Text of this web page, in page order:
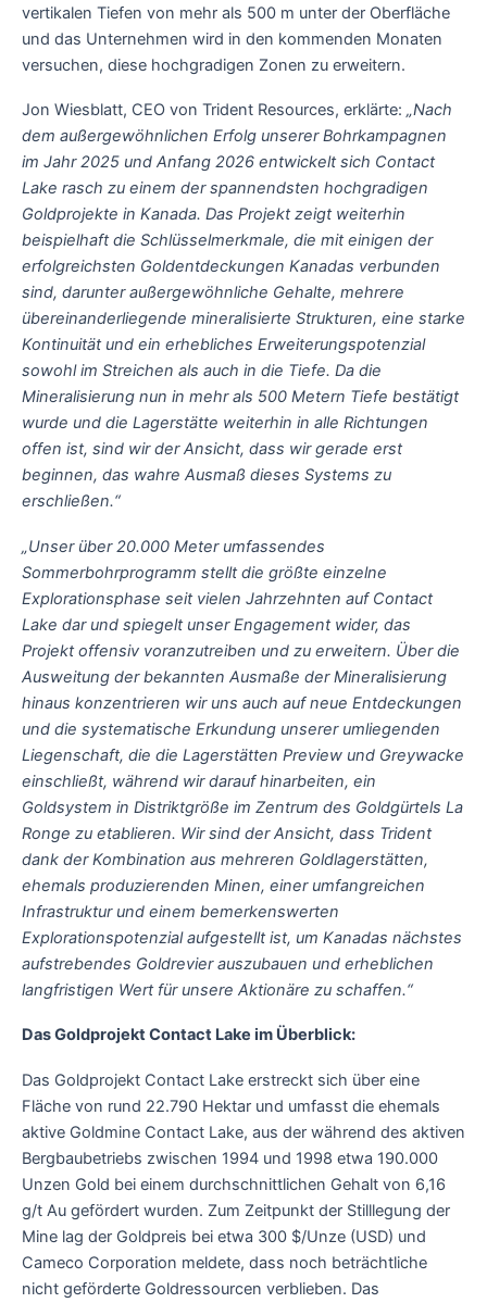
vertikalen Tiefen von mehr als 500 m unter der Oberfläche
und das Unternehmen wird in den kommenden Monaten
versuchen, diese hochgradigen Zonen zu erweitern.
Jon Wiesblatt, CEO von Trident Resources, erklärte: „Nach
dem außergewöhnlichen Erfolg unserer Bohrkampagnen
im Jahr 2025 und Anfang 2026 entwickelt sich Contact
Lake rasch zu einem der spannendsten hochgradigen
Goldprojekte in Kanada. Das Projekt zeigt weiterhin
beispielhaft die Schlüsselmerkmale, die mit einigen der
erfolgreichsten Goldentdeckungen Kanadas verbunden
sind, darunter außergewöhnliche Gehalte, mehrere
übereinanderliegende mineralisierte Strukturen, eine starke
Kontinuität und ein erhebliches Erweiterungspotenzial
sowohl im Streichen als auch in die Tiefe. Da die
Mineralisierung nun in mehr als 500 Metern Tiefe bestätigt
wurde und die Lagerstätte weiterhin in alle Richtungen
offen ist, sind wir der Ansicht, dass wir gerade erst
beginnen, das wahre Ausmaß dieses Systems zu
erschließen.“
„Unser über 20.000 Meter umfassendes
Sommerbohrprogramm stellt die größte einzelne
Explorationsphase seit vielen Jahrzehnten auf Contact
Lake dar und spiegelt unser Engagement wider, das
Projekt offensiv voranzutreiben und zu erweitern. Über die
Ausweitung der bekannten Ausmaße der Mineralisierung
hinaus konzentrieren wir uns auch auf neue Entdeckungen
und die systematische Erkundung unserer umliegenden
Liegenschaft, die die Lagerstätten Preview und Greywacke
einschließt, während wir darauf hinarbeiten, ein
Goldsystem in Distriktgröße im Zentrum des Goldgürtels La
Ronge zu etablieren. Wir sind der Ansicht, dass Trident
dank der Kombination aus mehreren Goldlagerstätten,
ehemals produzierenden Minen, einer umfangreichen
Infrastruktur und einem bemerkenswerten
Explorationspotenzial aufgestellt ist, um Kanadas nächstes
aufstrebendes Goldrevier auszubauen und erheblichen
langfristigen Wert für unsere Aktionäre zu schaffen.“
Das Goldprojekt Contact Lake im Überblick:
Das Goldprojekt Contact Lake erstreckt sich über eine
Fläche von rund 22.790 Hektar und umfasst die ehemals
aktive Goldmine Contact Lake, aus der während des aktiven
Bergbaubetriebs zwischen 1994 und 1998 etwa 190.000
Unzen Gold bei einem durchschnittlichen Gehalt von 6,16
g/t Au gefördert wurden. Zum Zeitpunkt der Stilllegung der
Mine lag der Goldpreis bei etwa 300 $/Unze (USD) und
Cameco Corporation meldete, dass noch beträchtliche
nicht geförderte Goldressourcen verblieben. Das